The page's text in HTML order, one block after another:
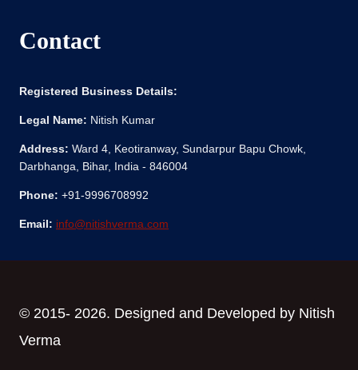
Contact
Registered Business Details:
Legal Name: Nitish Kumar
Address: Ward 4, Keotiranway, Sundarpur Bapu Chowk,
Darbhanga, Bihar, India - 846004
Phone: +91-9996708992
Email: info@nitishverma.com
© 2015- 2026. Designed and Developed by Nitish
Verma